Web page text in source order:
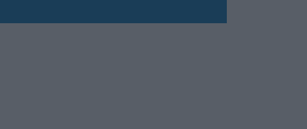
nową sportową tradycję"